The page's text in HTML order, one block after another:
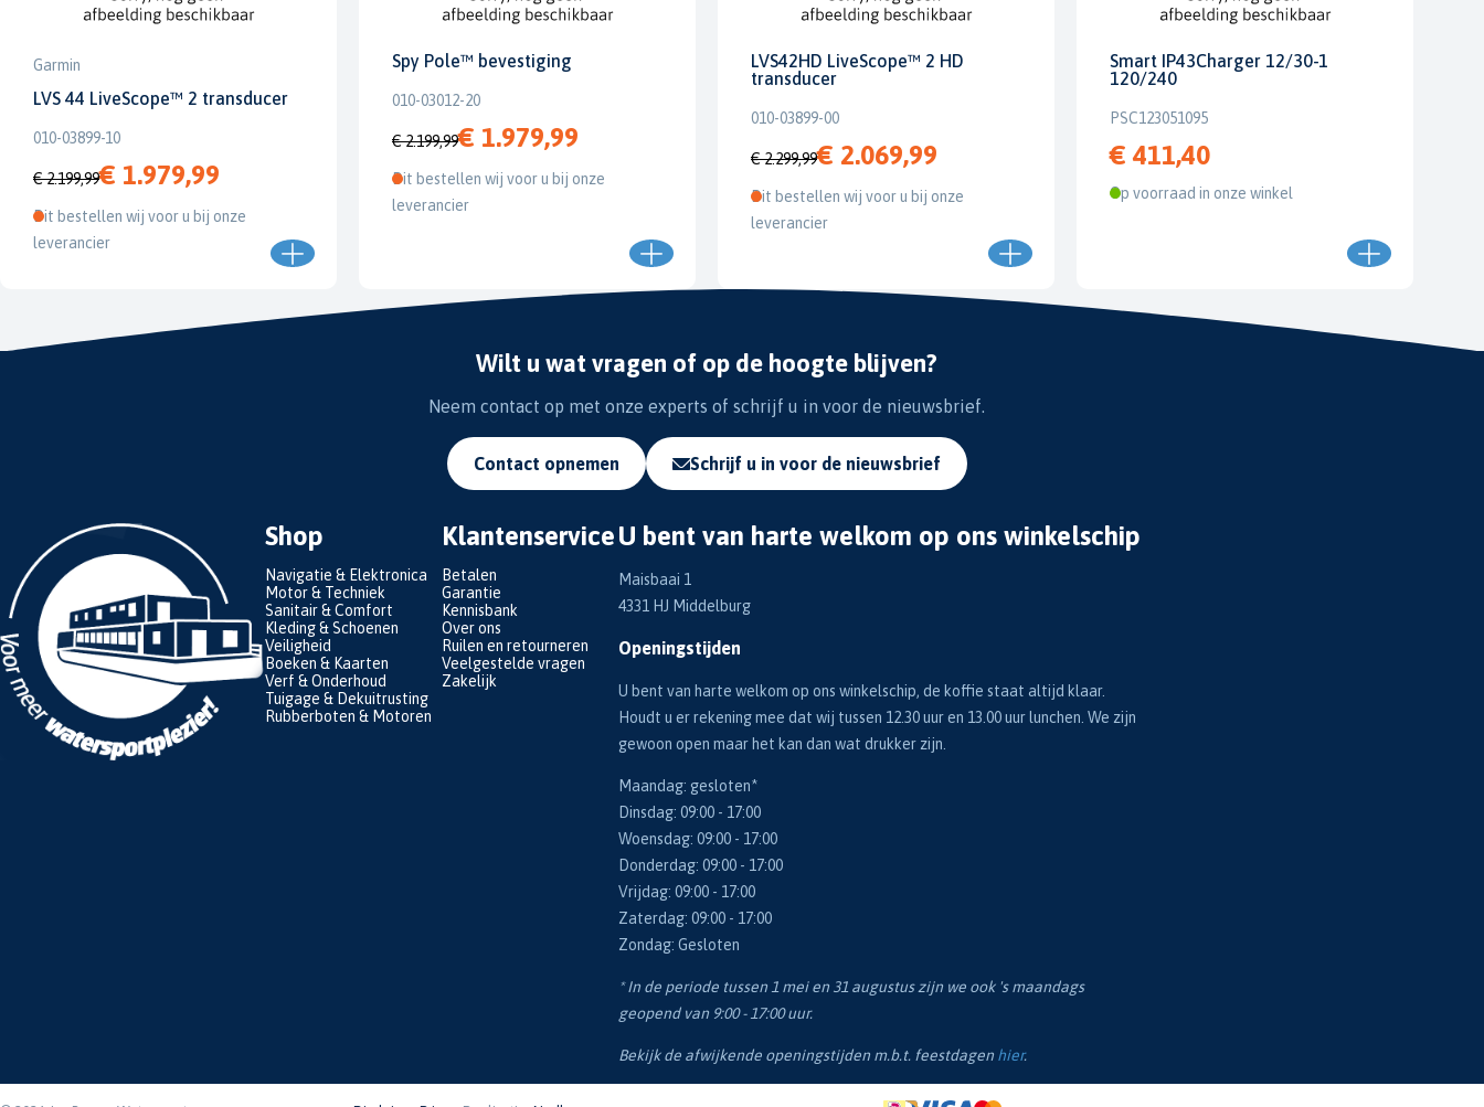
Garmin
LVS 44 LiveScope™ 2 transducer
010-03899-10
€ 2.199,99€ 1.979,99
Dit bestellen wij voor u bij onze
leverancier
Spy Pole™ bevestiging
010-03012-20
€ 2.199,99€ 1.979,99
Dit bestellen wij voor u bij onze
leverancier
LVS42HD LiveScope™ 2 HD
transducer
010-03899-00
€ 2.299,99€ 2.069,99
Dit bestellen wij voor u bij onze
leverancier
Smart IP43Charger 12/30-1
120/240
PSC123051095
€ 411,40
Op voorraad in onze winkel
Wilt u wat vragen of op de hoogte blijven?
Neem contact op met onze experts of schrijf u in voor de nieuwsbrief.
Contact opnemen Schrijf u in voor de nieuwsbrief
Shop
Navigatie & Elektronica
Motor & Techniek
Sanitair & Comfort
Kleding & Schoenen
Veiligheid
Boeken & Kaarten
Verf & Onderhoud
Tuigage & Dekuitrusting
Rubberboten & Motoren
Klantenservice
Betalen
Garantie
Kennisbank
Over ons
Ruilen en retourneren
Veelgestelde vragen
Zakelijk
U bent van harte welkom op ons winkelschip
Maisbaai 1
4331 HJ Middelburg
Openingstijden
U bent van harte welkom op ons winkelschip, de koffie staat altijd klaar.
Houdt u er rekening mee dat wij tussen 12.30 uur en 13.00 uur lunchen. We zijn
gewoon open maar het kan dan wat drukker zijn.
Maandag: gesloten*
Dinsdag: 09:00 - 17:00
Woensdag: 09:00 - 17:00
Donderdag: 09:00 - 17:00
Vrijdag: 09:00 - 17:00
Zaterdag: 09:00 - 17:00
Zondag: Gesloten
* In de periode tussen 1 mei en 31 augustus zijn we ook 's maandags
geopend van 9:00 - 17:00 uur.
Bekijk de afwijkende openingstijden m.b.t. feestdagen hier.